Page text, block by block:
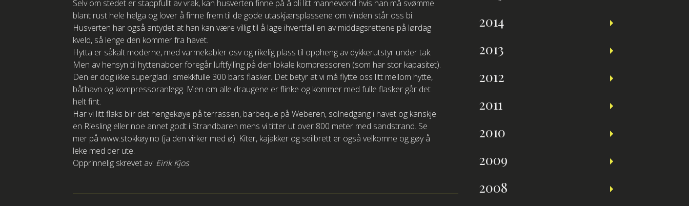
Selv om stedet er stappfullt av vrak, kan husverten finne på å bli litt mannevond hvis han må svømme
blant rust hele helga og lover å finne frem til de gode utaskjærsplassene om vinden står oss bi.
Husverten har også antydet at han kan være villig til å lage ihvertfall en av middagsrettene på lørdag
kveld, så lenge den kommer fra havet.
Hytta er såkalt moderne, med varmekabler osv og rikelig plass til oppheng av dykkerutstyr under tak.
Men av hensyn til hyttenaboer foregår luftfylling på den lokale kompressoren (som har stor kapasitet).
Den er dog ikke superglad i smekkfulle 300 bars flasker. Det betyr at vi må flytte oss litt mellom hytte,
båthavn og kompressoranlegg. Men om alle draugene er flinke og kommer med fulle flasker går det
helt fint.
Har vi litt flaks blir det hengekøye på terrassen, barbeque på Weberen, solnedgang i havet og kanskje
en Riesling eller noe annet godt i Strandbaren mens vi titter ut over 800 meter med sandstrand. Se
mer på www.stokkøy.no (ja den virker med ø). Kiter, kajakker og seilbrett er også velkomne og gøy å
leke med der ute.
Opprinnelig skrevet av: Eirik Kjos
2014
2013
2012
2011
2010
2009
2008